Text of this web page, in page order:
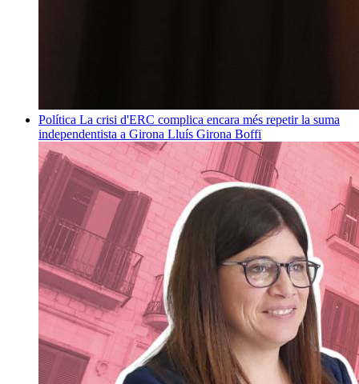
Política La crisi d'ERC complica encara més repetir la suma
independentista a Girona Lluís Girona Boffi